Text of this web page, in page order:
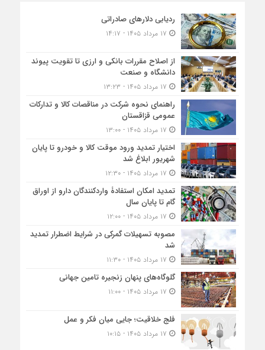
ردیابی دلارهای صادراتی
از اصلاح مقررات بانکی و ارزی تا تقویت پیوند
دانشگاه و صنعت
راهنمای نحوه شرکت در مناقصات کالا و تدارکات
عمومی قزاقستان
اختیار تمدید ورود موقت کالا و خودرو تا پایان
شهریور ابلاغ شد
تمدید امکان استفادۀ واردکنندگان دارو از اوراق
گام تا پایان سال
مصوبه تسهیلات گمرکی در شرایط اضطرار تمدید
شد
گلوگاه‌های پنهان زنجیره تامین جهانی
فلج خلاقیت؛ جایی میان فکر و عمل